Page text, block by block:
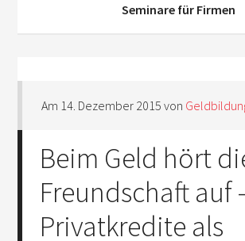
Seminare für Firmen
Am 14. Dezember 2015 von
Beim Geld hört
Freundschaft auf
Privatkredite als